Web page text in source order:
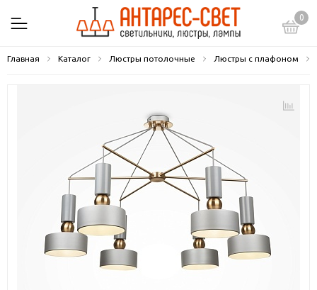
0
Главная Каталог Люстры потолочные Люстры с плафоном